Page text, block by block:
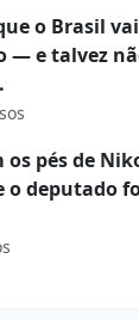
o Brasil
— e talvez
pés de
o deputado